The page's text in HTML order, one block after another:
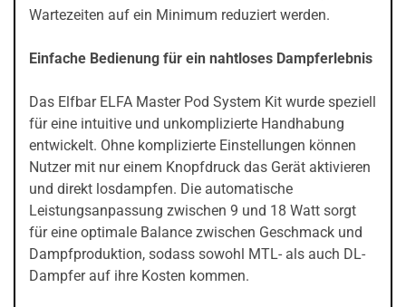
Wartezeiten auf ein Minimum reduziert werden.
Einfache Bedienung für ein nahtloses Dampferlebnis
Das Elfbar ELFA Master Pod System Kit wurde speziell
für eine intuitive und unkomplizierte Handhabung
entwickelt. Ohne komplizierte Einstellungen können
Nutzer mit nur einem Knopfdruck das Gerät aktivieren
und direkt losdampfen. Die automatische
Leistungsanpassung zwischen 9 und 18 Watt sorgt
für eine optimale Balance zwischen Geschmack und
Dampfproduktion, sodass sowohl MTL- als auch DL-
Dampfer auf ihre Kosten kommen.